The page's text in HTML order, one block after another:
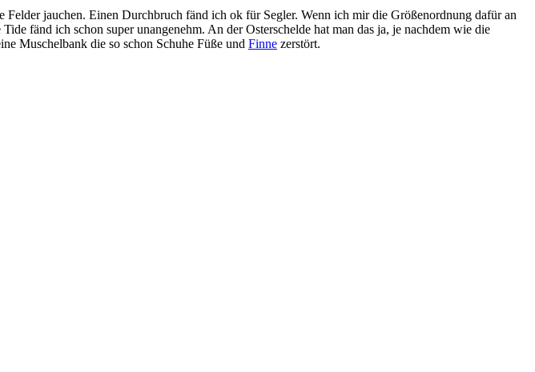
jauchen. Einen Durchbruch fänd ich ok für Segler. Wenn ich mir die Größenordnung dafür an
fänd ich schon super unangenehm. An der Osterschelde hat man das ja, je nachdem wie die
Muschelbank die so schon Schuhe Füße und Finne zerstört.